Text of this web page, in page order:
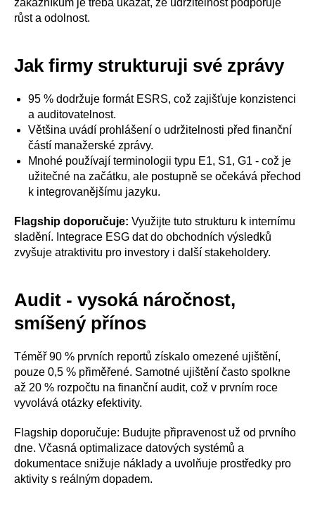
zákazníkům je třeba ukázat, že udržitelnost podporuje
růst a odolnost.
Jak firmy strukturuji své zprávy
95 % dodržuje formát ESRS, což zajišťuje konzistenci
a auditovatelnost.
Většina uvádí prohlášení o udržitelnosti před finanční
částí manažerské zprávy.
Mnohé používají terminologii typu E1, S1, G1 - což je
užitečné na začátku, ale postupně se očekává přechod
k integrovanějšímu jazyku.
Flagship doporučuje: Využijte tuto strukturu k internímu
sladění. Integrace ESG dat do obchodních výsledků
zvyšuje atraktivitu pro investory i další stakeholdery.
Audit - vysoká náročnost,
smíšený přínos
Téměř 90 % prvních reportů získalo omezené ujištění,
pouze 0,5 % přiměřené. Samotné ujištění často spolkne
až 20 % rozpočtu na finanční audit, což v prvním roce
vyvolává otázky efektivity.
Flagship doporučuje: Budujte připravenost už od prvního
dne. Včasná optimalizace datových systémů a
dokumentace snižuje náklady a uvolňuje prostředky pro
aktivity s reálným dopadem.